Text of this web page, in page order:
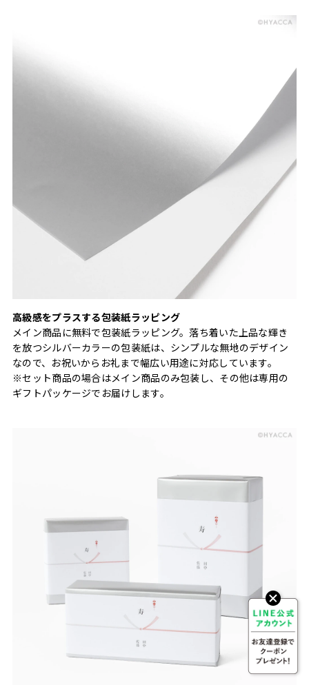
高級感をプラスする包装紙ラッピング
メイン商品に無料で包装紙ラッピング。落ち着いた上品な輝き
を放つシルバーカラーの包装紙は、シンプルな無地のデザイン
なので、お祝いからお礼まで幅広い用途に対応しています。
※セット商品の場合はメイン商品のみ包装し、その他は専用の
ギフトパッケージでお届けします。